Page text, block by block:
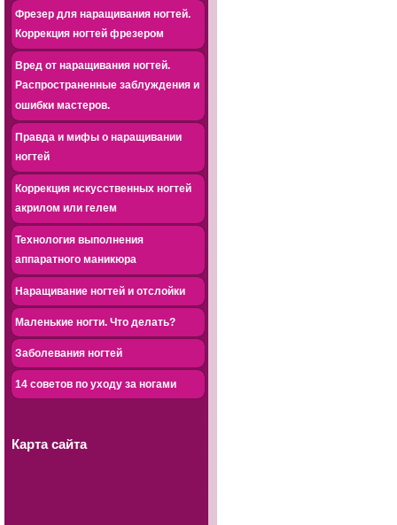
Фрезер для наращивания ногтей.
Коррекция ногтей фрезером
Вред от наращивания ногтей.
Распространенные заблуждения и
ошибки мастеров.
Правда и мифы о наращивании
ногтей
Коррекция искусственных ногтей
акрилом или гелем
Технология выполнения
аппаратного маникюра
Наращивание ногтей и отслойки
Маленькие ногти. Что делать?
Заболевания ногтей
14 советов по уходу за ногами
Карта сайта